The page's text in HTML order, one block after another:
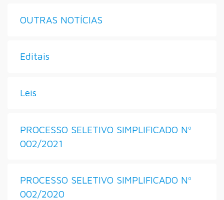
OUTRAS NOTÍCIAS
Editais
Leis
PROCESSO SELETIVO SIMPLIFICADO Nº
002/2021
PROCESSO SELETIVO SIMPLIFICADO Nº
002/2020